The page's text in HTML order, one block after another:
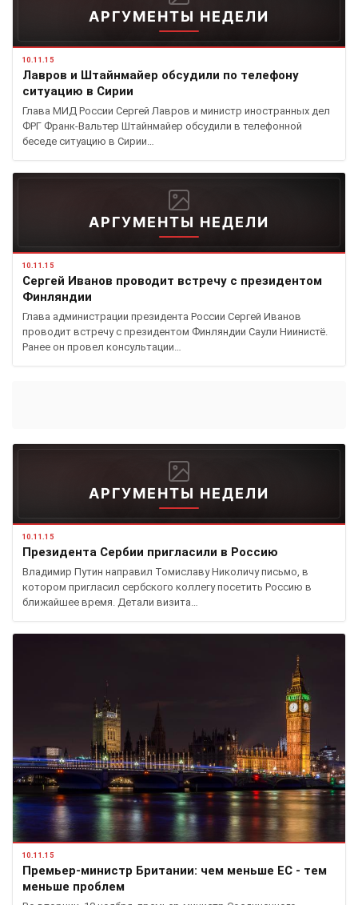
АРГУМЕНТЫ НЕДЕЛИ
10.11.15
Лавров и Штайнмайер обсудили по телефону
ситуацию в Сирии
Глава МИД России Сергей Лавров и министр иностранных дел
ФРГ Франк-Вальтер Штайнмайер обсудили в телефонной
беседе ситуацию в Сирии…
АРГУМЕНТЫ НЕДЕЛИ
10.11.15
Сергей Иванов проводит встречу с президентом
Финляндии
Глава администрации президента России Сергей Иванов
проводит встречу с президентом Финляндии Саули Ниинистё.
Ранее он провел консультации…
АРГУМЕНТЫ НЕДЕЛИ
10.11.15
Президента Сербии пригласили в Россию
Владимир Путин направил Томиславу Николичу письмо, в
котором пригласил сербского коллегу посетить Россию в
ближайшее время. Детали визита…
10.11.15
Премьер-министр Британии: чем меньше ЕС - тем
меньше проблем